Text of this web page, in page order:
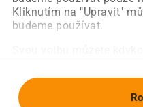
Kliknutím na "Upravit"
budeme používat.